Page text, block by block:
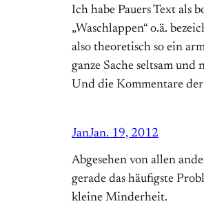
Ich habe Pauers Text als
„Waschlappen“ o.ä.
also theoretisch so ein
ganze Sache seltsam
Und die Kommentare
JanJan. 19, 2012
Abgesehen von allen
gerade das häufigste
kleine Minderheit.